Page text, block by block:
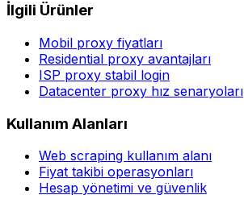
İlgili Ürünler
Mobil proxy fiyatları
Residential proxy avantajları
ISP proxy stabil login
Datacenter proxy hız senaryoları
Kullanım Alanları
Web scraping kullanım alanı
Fiyat takibi operasyonları
Hesap yönetimi ve güvenlik